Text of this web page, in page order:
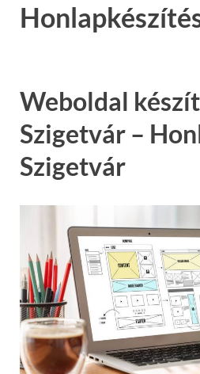
Weboldal
Szigetvár –
Szigetvár